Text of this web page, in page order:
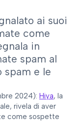
ai suoi
come
in
spam al
spam e le
2024): Hiya, la
rivela di aver
come sospette